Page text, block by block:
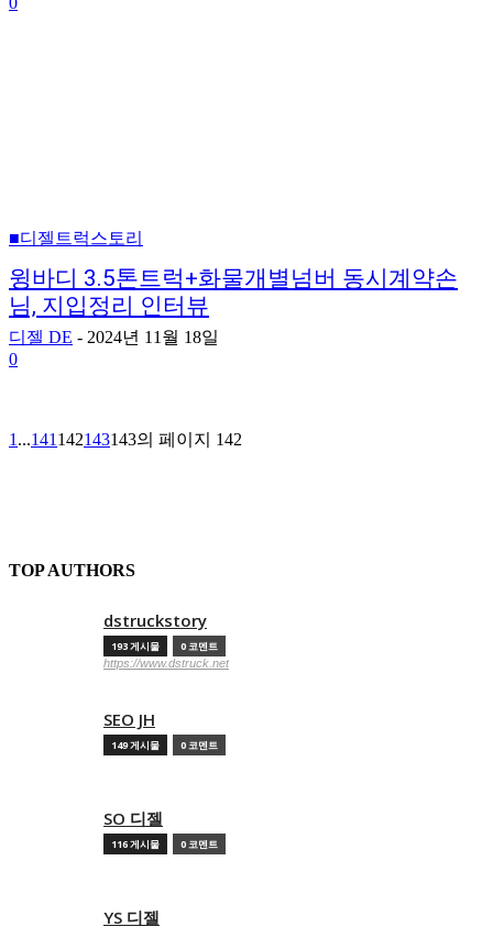
■디젤트럭스토리
윙바디 3.5톤트럭+화물개별넘버 동시계약손
님, 지입정리 인터뷰
디젤 DE - 2024년 11월 18일
0
1 ...141 142143143의 페이지 142
TOP AUTHORS
dstruckstory
193 게시물 0 코멘트
https://www.dstruck.net
SEO JH
149 게시물 0 코멘트
SO 디젤
116 게시물 0 코멘트
YS 디젤